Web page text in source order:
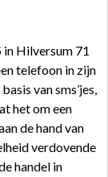
in Hilversum 71
telefoon in zijn
van sms’jes,
het om een
de hand van
verdovende
handel in